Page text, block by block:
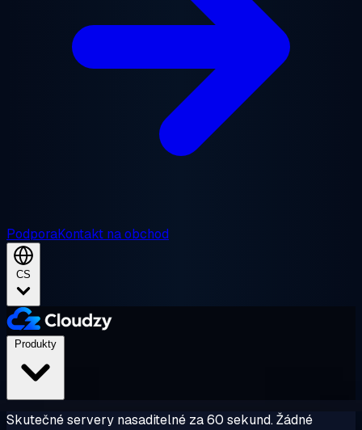
PodporaKontakt na obchod
CS
Skutečné servery nasaditelné za 60 sekund. Žádné